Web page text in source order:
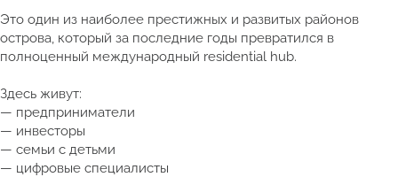
Это один из наиболее престижных и развитых районов
острова, который за последние годы превратился в
полноценный международный residential hub.
Здесь живут:
— предприниматели
— инвесторы
— семьи с детьми
— цифровые специалисты